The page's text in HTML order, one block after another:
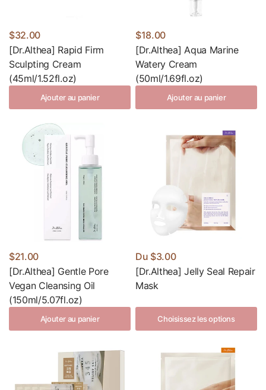
$32.00
[Dr.Althea] Rapid Firm
Sculpting Cream
(45ml/1.52fl.oz)
Ajouter au panier
$18.00
[Dr.Althea] Aqua Marine
Watery Cream
(50ml/1.69fl.oz)
Ajouter au panier
$21.00
[Dr.Althea] Gentle Pore
Vegan Cleansing Oil
(150ml/5.07fl.oz)
Ajouter au panier
Du $3.00
[Dr.Althea] Jelly Seal Repair
Mask
Choisissez les options